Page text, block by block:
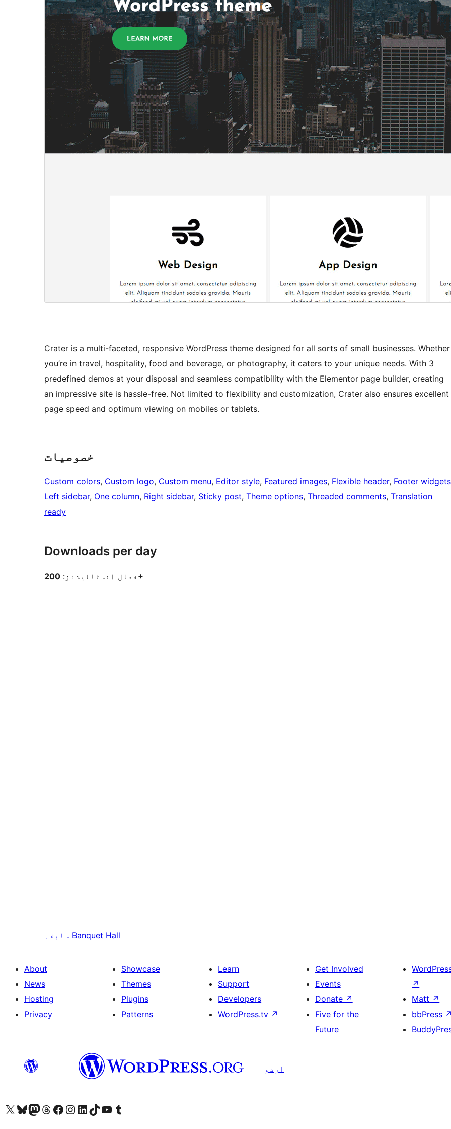
Crater is a multi-faceted, responsive WordPress theme designed for all sorts of small businesses. Whether
you’re in travel, hospitality, food and beverage, or photography, it caters to your unique needs. With 3
predefined demos at your disposal and seamless compatibility with the Elementor page builder, creating
an impressive site is hassle-free. Not limited to flexibility and customization, Crater also ensures excellent
page speed and optimum viewing on mobiles or tablets.
خصوصیات
Custom colors, Custom logo, Custom menu, Editor style, Featured images, Flexible header, Footer widgets
Left sidebar, One column, Right sidebar, Sticky post, Theme options, Threaded comments, Translation
ready
Downloads per day
فعال انسٹالیشنز: 200+
سابقہ Banquet Hall
About
News
Hosting
Privacy
Showcase
Themes
Plugins
Patterns
Learn
Support
Developers
WordPress.tv ↗
Get Involved
Events
Donate ↗
Five for the
Future
↗
Matt ↗
bbPress ↗
اردو
Visit our X (formerly Twitter) account
ہمارے بلیواسکائی اکاؤنٹ پر جائیں
Visit our Mastodon account
ہمارے ٹھریڈز اکاؤنٹ پر جائیں
Visit our Facebook page
Visit our Instagram account
Visit our LinkedIn account
ہمارے ٹک ٹاک اکاؤنٹ پر جائیں
Visit our YouTube channel
ہمارے ٹمبلر اکاؤنٹ پر جائیں